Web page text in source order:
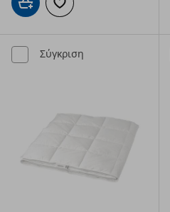
Προσθήκη στο καλάθι
Προσθήκη στα αγαπημένα
Σύγκριση